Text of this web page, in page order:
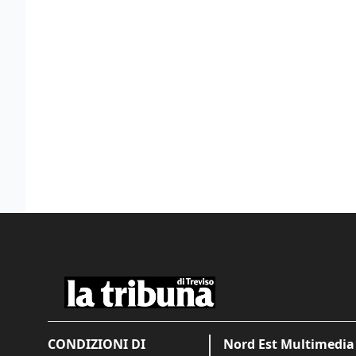
CONDIZIONI DI
Nord Est Multimedia